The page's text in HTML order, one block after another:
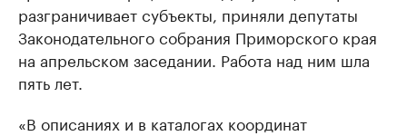
разграничивает субъекты, приняли депутаты
Законодательного собрания Приморского края
на апрельском заседании. Работа над ним шла
пять лет.
«В описаниях и в каталогах координат